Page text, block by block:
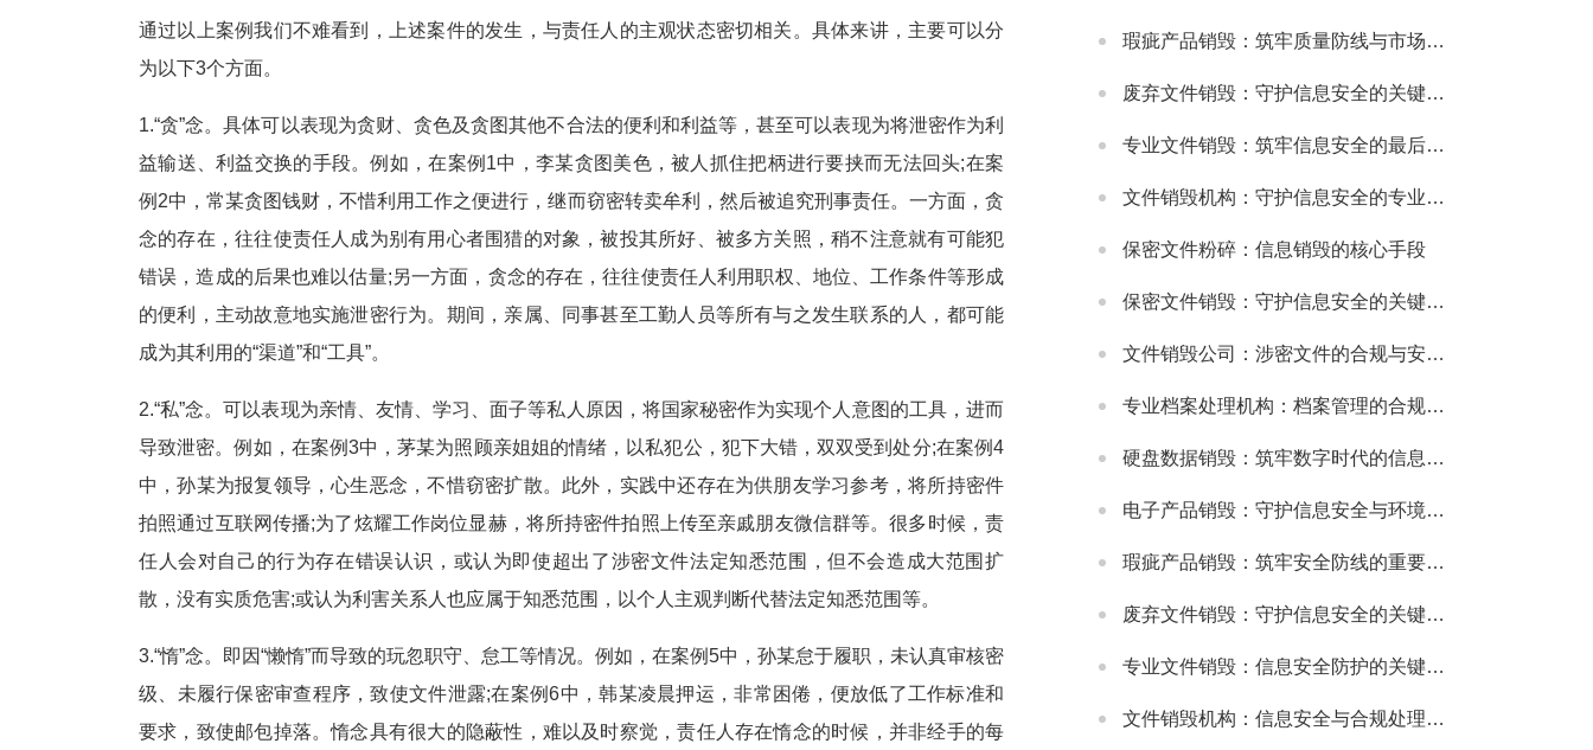
通过以上案例我们不难看到，上述案件的发生，与责任人的主观状态密切相关。具体来讲，主要可以分
为以下3个方面。
1.“贪”念。具体可以表现为贪财、贪色及贪图其他不合法的便利和利益等，甚至可以表现为将泄密作为利
益输送、利益交换的手段。例如，在案例1中，李某贪图美色，被人抓住把柄进行要挟而无法回头;在案
例2中，常某贪图钱财，不惜利用工作之便进行，继而窃密转卖牟利，然后被追究刑事责任。一方面，贪
念的存在，往往使责任人成为别有用心者围猎的对象，被投其所好、被多方关照，稍不注意就有可能犯
错误，造成的后果也难以估量;另一方面，贪念的存在，往往使责任人利用职权、地位、工作条件等形成
的便利，主动故意地实施泄密行为。期间，亲属、同事甚至工勤人员等所有与之发生联系的人，都可能
成为其利用的“渠道”和“工具”。
2.“私”念。可以表现为亲情、友情、学习、面子等私人原因，将国家秘密作为实现个人意图的工具，进而
导致泄密。例如，在案例3中，茅某为照顾亲姐姐的情绪，以私犯公，犯下大错，双双受到处分;在案例4
中，孙某为报复领导，心生恶念，不惜窃密扩散。此外，实践中还存在为供朋友学习参考，将所持密件
拍照通过互联网传播;为了炫耀工作岗位显赫，将所持密件拍照上传至亲戚朋友微信群等。很多时候，责
任人会对自己的行为存在错误认识，或认为即使超出了涉密文件法定知悉范围，但不会造成大范围扩
散，没有实质危害;或认为利害关系人也应属于知悉范围，以个人主观判断代替法定知悉范围等。
3.“惰”念。即因“懒惰”而导致的玩忽职守、怠工等情况。例如，在案例5中，孙某怠于履职，未认真审核密
级、未履行保密审查程序，致使文件泄露;在案例6中，韩某凌晨押运，非常困倦，便放低了工作标准和
要求，致使邮包掉落。惰念具有很大的隐蔽性，难以及时察觉，责任人存在惰念的时候，并非经手的每
瑕疵产品销毁：筑牢质量防线与市场规范的重要举措
废弃文件销毁：守护信息安全的关键环节
专业文件销毁：筑牢信息安全的最后防线
文件销毁机构：守护信息安全的专业屏障
保密文件粉碎：信息销毁的核心手段
保密文件销毁：守护信息安全的关键环节
文件销毁公司：涉密文件的合规与安全销毁服务
专业档案处理机构：档案管理的合规与高效解决方案
硬盘数据销毁：筑牢数字时代的信息安全防线
电子产品销毁：守护信息安全与环境健康的重要环节
瑕疵产品销毁：筑牢安全防线的重要举措
废弃文件销毁：守护信息安全的关键防线
专业文件销毁：信息安全防护的关键环节
文件销毁机构：信息安全与合规处理的专业选择